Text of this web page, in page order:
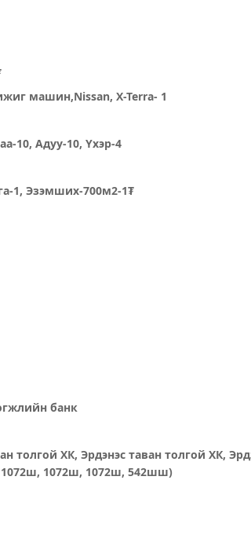
машин,Nissan, X-Terra- 1
10, Адуу-10, Үхэр-4
1, Эзэмших-700м2-1₮
банк
толгой ХК, Эрдэнэс таван толгой ХК,
1072ш, 1072ш, 1072ш, 542шш)